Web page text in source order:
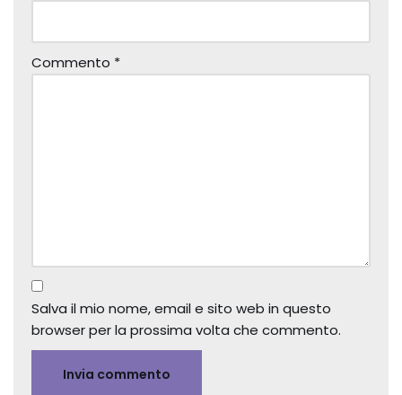
Commento *
Salva il mio nome, email e sito web in questo
browser per la prossima volta che commento.